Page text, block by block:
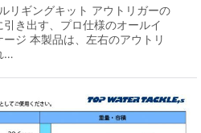
リギングキット アウトリガーの
き出す、プロ仕様のオールイ
ージ 本製品は、左右のアウトリ
…